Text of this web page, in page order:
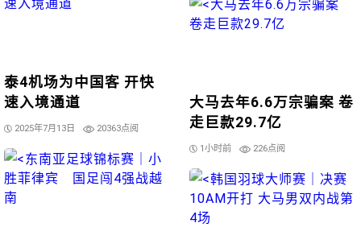
泰4机场为中国客 开快
速入境通道
2025年7月13日 20363点阅
大马去年6.6万宗骗案 卷
走巨款29.7亿
1小时前 226点阅